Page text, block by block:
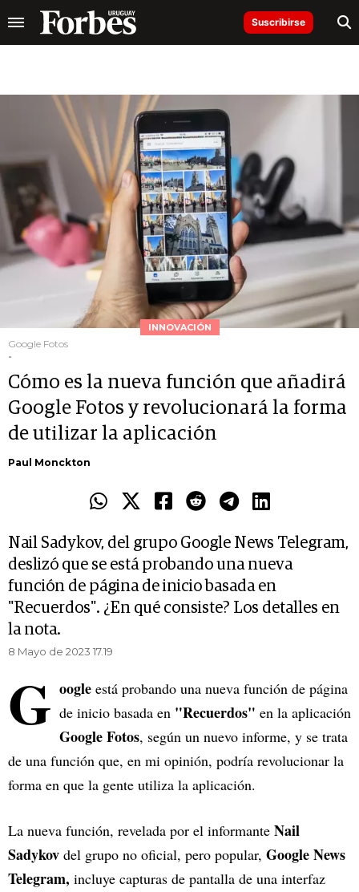
Suscribirse
INNOVACIÓN
Google Fotos
-
Cómo es la nueva función que añadirá
Google Fotos y revolucionará la forma
de utilizar la aplicación
Paul Monckton
Nail Sadykov, del grupo Google News Telegram,
deslizó que se está probando una nueva
función de página de inicio basada en
"Recuerdos". ¿En qué consiste? Los detalles en
la nota.
8 Mayo de 2023 17.19
G oogle está probando una nueva función de página
de inicio basada en "Recuerdos" en la aplicación
Google Fotos, según un nuevo informe, y se trata
de una función que, en mi opinión, podría revolucionar la
forma en que la gente utiliza la aplicación.
La nueva función, revelada por el informante Nail
Sadykov del grupo no oficial, pero popular, Google News
Telegram, incluye capturas de pantalla de una interfaz